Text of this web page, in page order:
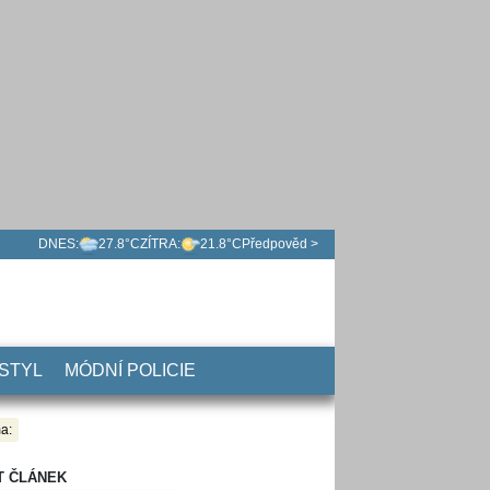
DNES: 27.8°CZÍTRA: 21.8°C Předpověd >
MÓDNÍ POLICIE
ČLÁNEK